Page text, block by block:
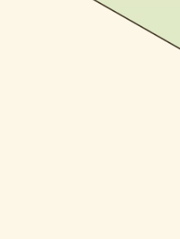
Докажем, что из
де­ле­ние эллипса.